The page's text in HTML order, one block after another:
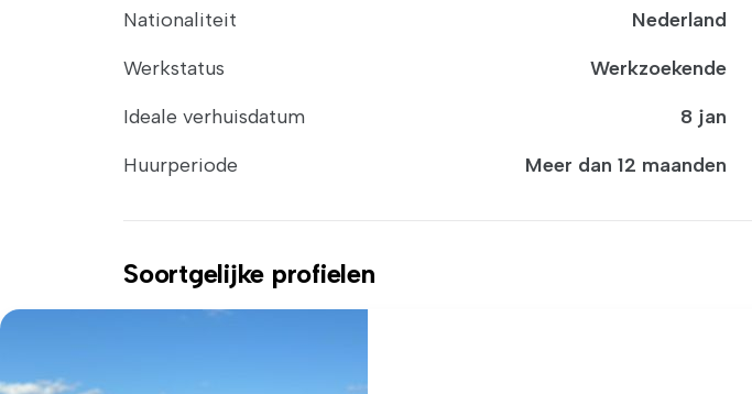
Nationaliteit
Nederland
Werkstatus
Werkzoekende
Ideale verhuisdatum
8 jan
Huurperiode
Meer dan 12 maanden
Soortgelijke profielen